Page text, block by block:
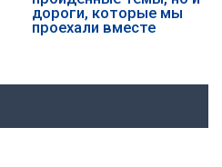
дороги, которые мы
проехали вместе